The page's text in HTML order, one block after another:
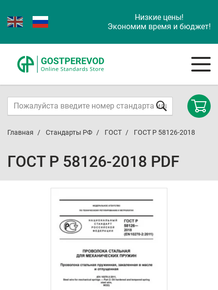
Низкие цены!
Экономим время и бюджет!
Главная Стандарты РФ ГОСТ ГОСТ Р 58126-2018
ГОСТ Р 58126-2018 PDF